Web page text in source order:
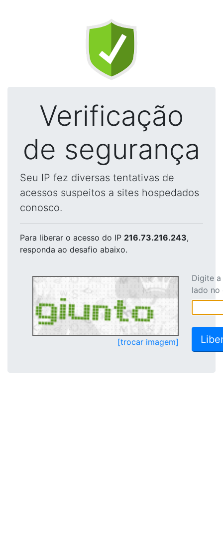
Verificação
de segurança
Seu IP fez diversas tentativas de
acessos suspeitos a sites hospedados
conosco.
Para liberar o acesso do IP 216.73.216.243,
responda ao desafio abaixo.
[trocar imagem]
Digite
lado no